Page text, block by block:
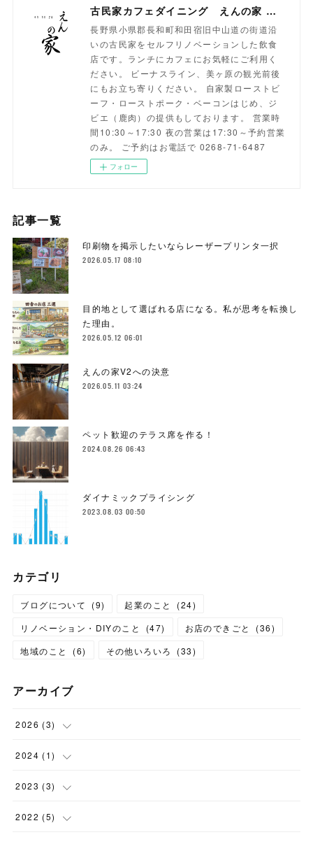
古民家カフェダイニング えんの家 長野県小県郡長和町 和田宿 旧中山道の古民家でランチ・カフェを！
長野県小県郡長和町和田宿旧中山道の街道沿
いの古民家をセルフリノベーションした飲食
店です。ランチにカフェにお気軽にご利用く
ださい。 ビーナスライン、美ヶ原の観光前後
にもお立ち寄りください。 自家製ローストビ
ーフ・ローストポーク・ベーコンはじめ、ジ
ビエ（鹿肉）の提供もしております。 営業時
間10:30～17:30 夜の営業は17:30～予約営業
のみ。 ご予約はお電話で 0268-71-6487
フォロー
記事一覧
印刷物を掲示したいならレーザープリンタ一択
2026.05.17 08:10
目的地として選ばれる店になる。私が思考を転換し
た理由。
2026.05.12 06:01
えんの家V2への決意
2026.05.11 03:24
ペット歓迎のテラス席を作る！
2024.08.26 06:43
ダイナミックプライシング
2023.08.03 00:50
カテゴリ
ブログについて (9) 起業のこと (24)
リノベーション・DIYのこと
(47) お店のできごと (36)
地域のこと
(6) その他いろいろ (33)
アーカイブ
2026 (3)
(3
2024 (1)
(1
2023 (3)
(1
2022 (5)